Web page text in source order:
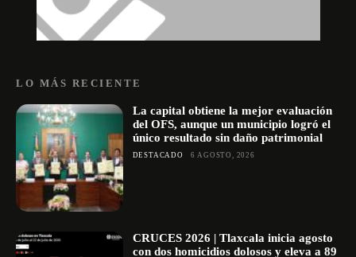
LO MÁS RECIENTE
La capital obtiene la mejor evaluación
del OFS, aunque un municipio logró el
único resultado sin daño patrimonial
DESTACADO 6 AGOSTO, 2026
CRUCES 2026 | Tlaxcala inicia agosto
con dos homicidios dolosos y eleva a 89